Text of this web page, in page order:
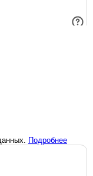
Подробнее